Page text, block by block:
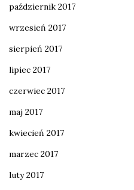
październik 2017
wrzesień 2017
sierpień 2017
lipiec 2017
czerwiec 2017
maj 2017
kwiecień 2017
marzec 2017
luty 2017